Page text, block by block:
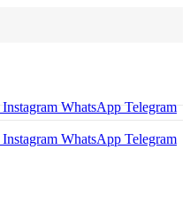
Instagram WhatsApp Telegram
Instagram WhatsApp Telegram